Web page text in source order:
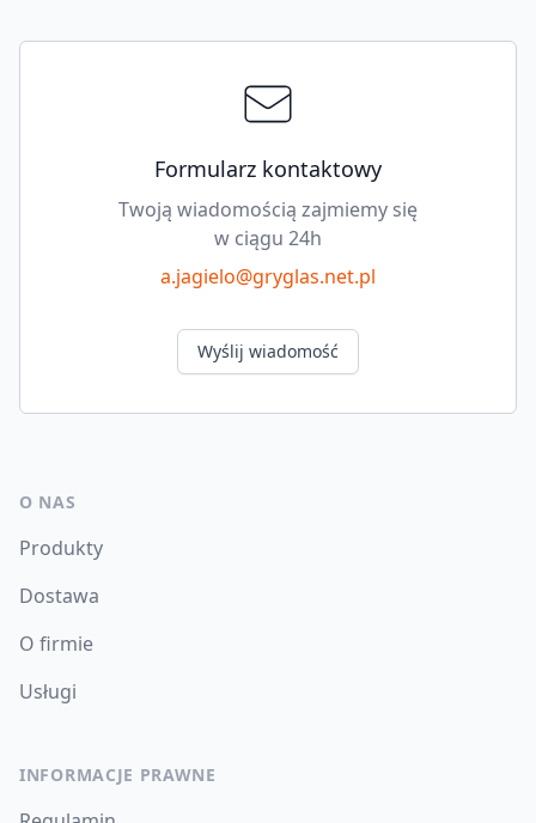
Formularz kontaktowy
Twoją wiadomością zajmiemy się
w ciągu 24h
a.jagielo@gryglas.net.pl
Wyślij wiadomość
O NAS
Produkty
Dostawa
O firmie
Usługi
INFORMACJE PRAWNE